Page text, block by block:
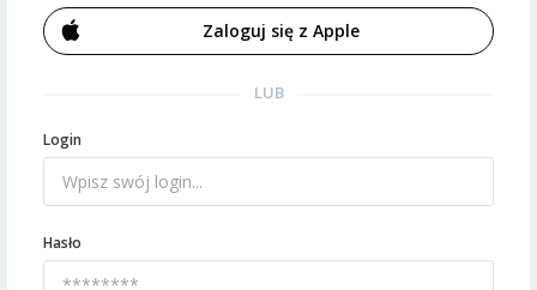
Zaloguj się z Apple
LUB
Login
Hasło